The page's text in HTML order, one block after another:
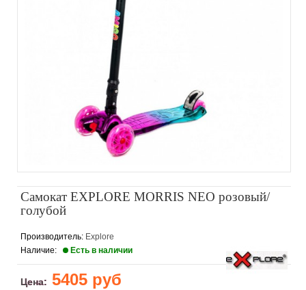
Самокат EXPLORE MORRIS NEO розовый/
голубой
Производитель: Explore
Наличие:
Есть в наличии
Цена: 5405 руб